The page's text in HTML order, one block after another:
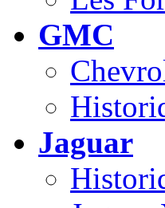
GMC
Jaguar